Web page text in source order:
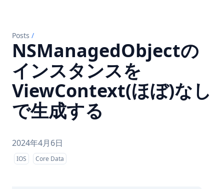
Posts /
NSManagedObjectの
インスタンスを
ViewContext(ほぼ)なし
で生成する
2024年4月6日
IOS Core Data